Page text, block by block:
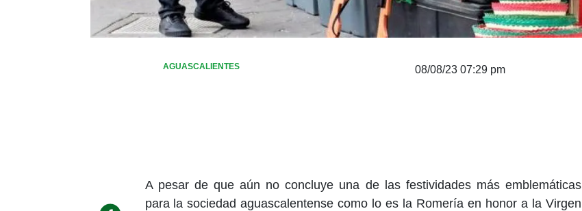
AGUASCALIENTES 08/08/23 07:29 pm
A pesar de que aún no concluye una de las festividades más emblemáticas
para la sociedad aguascalentense como lo es la Romería en honor a la Virgen